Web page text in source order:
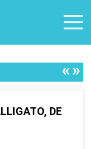
«»
DE